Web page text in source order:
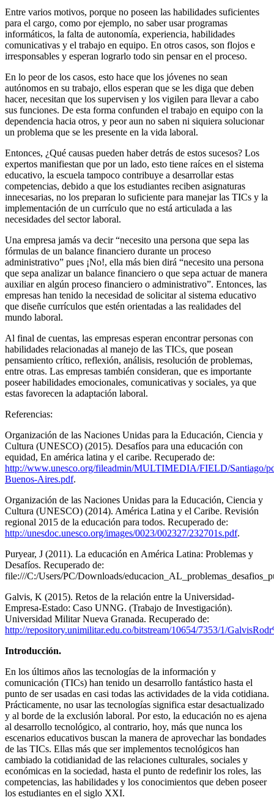
Entre varios motivos, porque no poseen las habilidades suficientes
para el cargo, como por ejemplo, no saber usar programas
informáticos, la falta de autonomía, experiencia, habilidades
comunicativas y el trabajo en equipo. En otros casos, son flojos e
irresponsables y esperan lograrlo todo sin pensar en el proceso.
En lo peor de los casos, esto hace que los jóvenes no sean
autónomos en su trabajo, ellos esperan que se les diga que deben
hacer, necesitan que los supervisen y los vigilen para llevar a cabo
sus funciones. De esta forma confunden el trabajo en equipo con la
dependencia hacia otros, y peor aun no saben ni siquiera solucionar
un problema que se les presente en la vida laboral.
Entonces, ¿Qué causas pueden haber detrás de estos sucesos? Los
expertos manifiestan que por un lado, esto tiene raíces en el sistema
educativo, la escuela tampoco contribuye a desarrollar estas
competencias, debido a que los estudiantes reciben asignaturas
innecesarias, no los preparan lo suficiente para manejar las TICs y la
implementación de un currículo que no está articulada a las
necesidades del sector laboral.
Una empresa jamás va decir “necesito una persona que sepa las
fórmulas de un balance financiero durante un proceso
administrativo” pues ¡No!, ella más bien dirá “necesito una persona
que sepa analizar un balance financiero o que sepa actuar de manera
auxiliar en algún proceso financiero o administrativo”. Entonces, las
empresas han tenido la necesidad de solicitar al sistema educativo
que diseñe currículos que estén orientadas a las realidades del
mundo laboral.
Al final de cuentas, las empresas esperan encontrar personas con
habilidades relacionadas al manejo de las TICs, que posean
pensamiento crítico, reflexión, análisis, resolución de problemas,
entre otras. Las empresas también consideran, que es importante
poseer habilidades emocionales, comunicativas y sociales, ya que
estas favorecen la adaptación laboral.
Referencias:
Organización de las Naciones Unidas para la Educación, Ciencia y
Cultura (UNESCO) (2015). Desafíos para una educación con
equidad, En américa latina y el caribe. Recuperado de:
http://www.unesco.org/fileadmin/MULTIMEDIA/FIELD/Santiago/
Buenos-Aires.pdf.
Organización de las Naciones Unidas para la Educación, Ciencia y
Cultura (UNESCO) (2014). América Latina y el Caribe. Revisión
regional 2015 de la educación para todos. Recuperado de:
http://unesdoc.unesco.org/images/0023/002327/232701s.pdf.
Puryear, J (2011). La educación en América Latina: Problemas y
Desafíos. Recuperado de:
file:///C:/Users/PC/Downloads/
Galvis, K (2015). Retos de la relación entre la Universidad-
Empresa-Estado: Caso UNNG. (Trabajo de Investigación).
Universidad Militar Nueva Granada. Recuperado de:
http://repository.unimilitar.edu.co/bitstream/10654/7353/1/
Introducción.
En los últimos años las tecnologías de la información y
comunicación (TICs) han tenido un desarrollo fantástico hasta el
punto de ser usadas en casi todas las actividades de la vida cotidiana.
Prácticamente, no usar las tecnologías significa estar desactualizado
y al borde de la exclusión laboral. Por esto, la educación no es ajena
al desarrollo tecnológico, al contrario, hoy, más que nunca los
escenarios educativos buscan la manera de aprovechar las bondades
de las TICs. Ellas más que ser implementos tecnológicos han
cambiado la cotidianidad de las relaciones culturales, sociales y
económicas en la sociedad, hasta el punto de redefinir los roles, las
competencias, las habilidades y los conocimientos que deben poseer
los estudiantes en el siglo XXI.